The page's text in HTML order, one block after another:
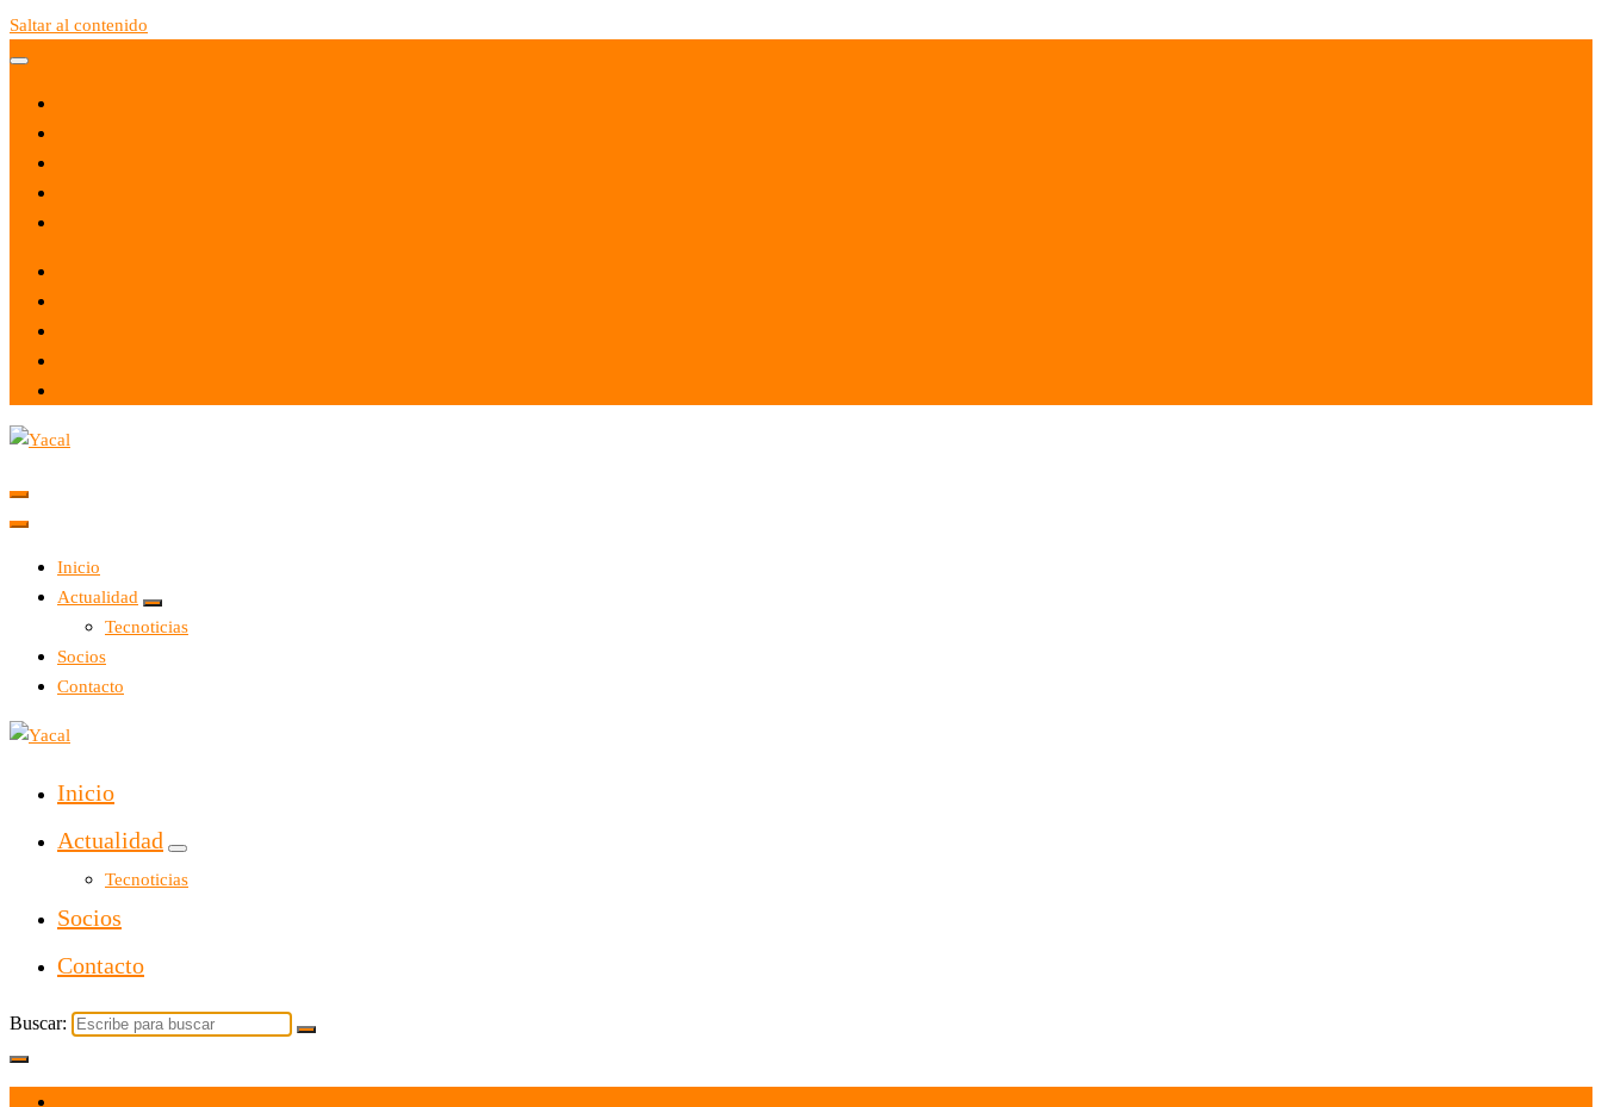
Saltar al contenido
Yacal micro hosting
Inicio
Actualidad
Tecnoticias
Socios
Contacto
Yacal micro hosting
Inicio
Actualidad
Tecnoticias
Socios
Contacto
Buscar: